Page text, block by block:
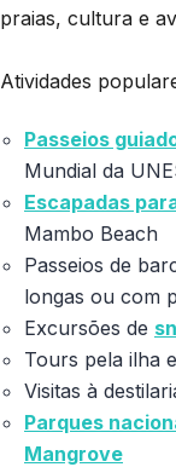
praias, cultura e
Atividades
Passeios
Mundial da
Escapadas
Mambo Beach
Passeios de
longas ou com
Excursões de
Tours pela ilha
Visitas à
Parques
Mangrove